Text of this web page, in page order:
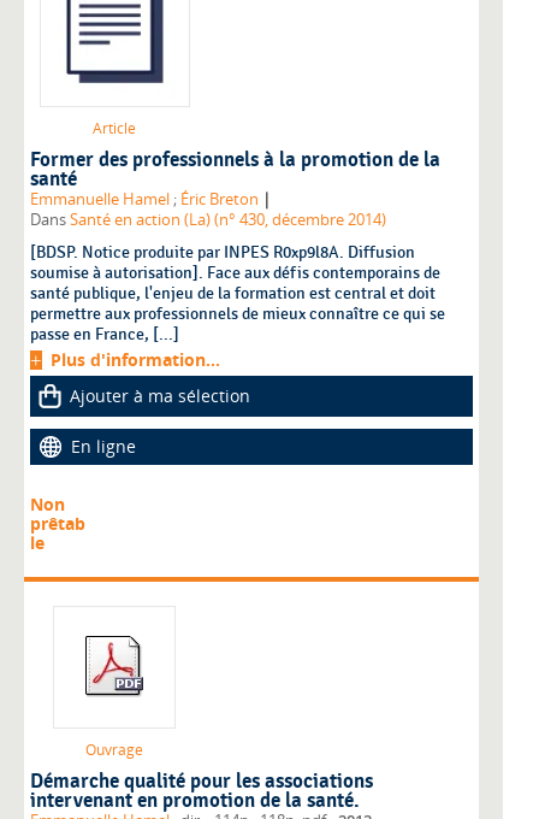
Article
Former des professionnels à la promotion de la
santé
Emmanuelle Hamel ; Éric Breton |
DansSanté en action (La) (n° 430, décembre 2014)
[BDSP. Notice produite par INPES R0xp9l8A. Diffusion
soumise à autorisation]. Face aux défis contemporains de
santé publique, l'enjeu de la formation est central et doit
permettre aux professionnels de mieux connaître ce qui se
passe en France, [...]
Plus d'information...
Ajouter à ma sélection
En ligne
Non
prêtab
le
Ouvrage
Démarche qualité pour les associations
intervenant en promotion de la santé.